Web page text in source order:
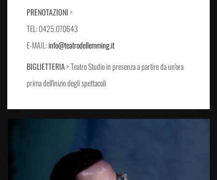
PRENOTAZIONI>
TEL: 0425.070643
E-MAIL:info@teatrodellemming.it
BIGLIETTERIA> Teatro Studio in presenza a partire da un'ora
prima dell'inizio degli spettacoli